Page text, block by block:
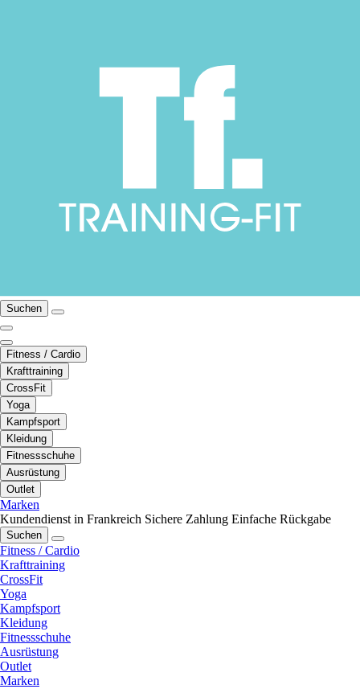
Suchen
Fitness / Cardio
Krafttraining
CrossFit
Yoga
Kampfsport
Kleidung
Fitnessschuhe
Ausrüstung
Outlet
Marken
Kundendienst in Frankreich Sichere Zahlung Einfache Rückgabe
Suchen
Fitness / Cardio
Krafttraining
CrossFit
Yoga
Kampfsport
Kleidung
Fitnessschuhe
Ausrüstung
Outlet
Marken